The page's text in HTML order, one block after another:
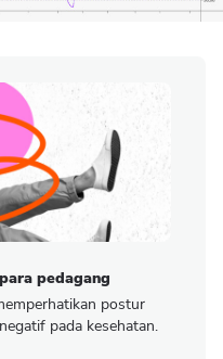
pedagang
postur
pada kesehatan.